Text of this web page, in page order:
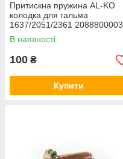
Притискна пружина AL-KO
колодка для гальма
1637/2051/2361 2088800003
В наявності
100 ₴
Купити